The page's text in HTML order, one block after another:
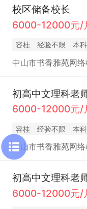
校区储备校长
6000-12000元/
容桂 经验不限 本科
中山市书香雅苑网
初高中文理科老
6000-12000元/
容桂 经验不限 本科
中山市书香雅苑网
初高中文理科老
6000-12000元/